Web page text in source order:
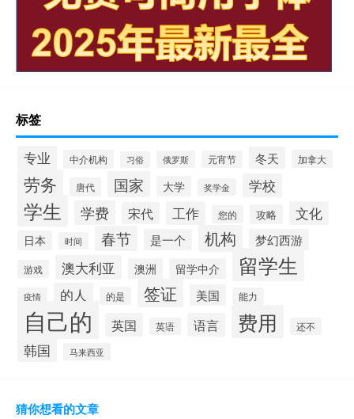
标签
专业 中介机构 习俗 俄罗斯 元宵节 冬天 加拿大
劳务 唐代 国家 大学 奖学金 学校
学生 学费 宋代 工作 您的 攻略 文化
日本 时间 春节 是一个 机构 梦幻西游
游戏 澳大利亚 澳洲 留学中介 留学生
疫情 的人 的是 签证 美国 能力
自己的 英国 英语 语言 费用 还不
韩国 马来西亚
猜你想看的文章